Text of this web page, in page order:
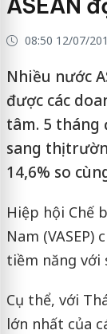
ASEAN
08:50 12/07/
Nhiều nước
được các
tâm. 5 tháng
sang thị
14,6% so
Hiệp hội Chế
Nam
tiềm năng với
Cụ thể, với
lớn nhất của